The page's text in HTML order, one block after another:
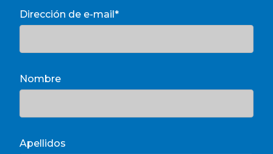
Dirección de e-mail*
Nombre
Apellidos